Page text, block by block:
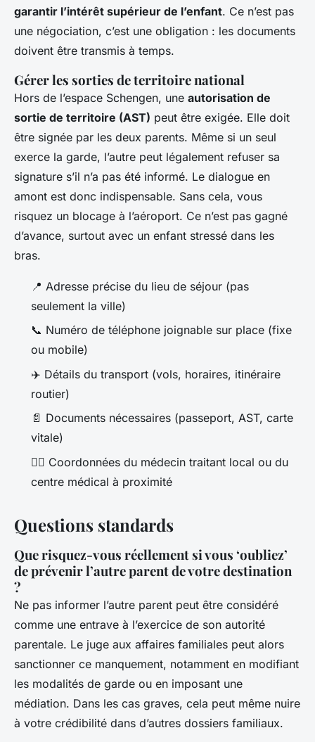
garantir l’intérêt supérieur de l’enfant. Ce n’est pas
une négociation, c’est une obligation : les documents
doivent être transmis à temps.
Gérer les sorties de territoire national
Hors de l’espace Schengen, une autorisation de
sortie de territoire (AST) peut être exigée. Elle doit
être signée par les deux parents. Même si un seul
exerce la garde, l’autre peut légalement refuser sa
signature s’il n’a pas été informé. Le dialogue en
amont est donc indispensable. Sans cela, vous
risquez un blocage à l’aéroport. Ce n’est pas gagné
d’avance, surtout avec un enfant stressé dans les
bras.
📍 Adresse précise du lieu de séjour (pas
seulement la ville)
📞 Numéro de téléphone joignable sur place (fixe
ou mobile)
✈️ Détails du transport (vols, horaires, itinéraire
routier)
📄 Documents nécessaires (passeport, AST, carte
vitale)
👨‍⚕️ Coordonnées du médecin traitant local ou du
centre médical à proximité
Questions standards
Que risquez-vous réellement si vous ‘oubliez’
de prévenir l’autre parent de votre destination
?
Ne pas informer l’autre parent peut être considéré
comme une entrave à l’exercice de son autorité
parentale. Le juge aux affaires familiales peut alors
sanctionner ce manquement, notamment en modifiant
les modalités de garde ou en imposant une
médiation. Dans les cas graves, cela peut même nuire
à votre crédibilité dans d’autres dossiers familiaux.